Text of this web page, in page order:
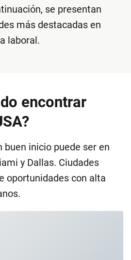
se presentan
más destacadas en
laboral.
encontrar
buen inicio puede ser en
y Dallas. Ciudades
oportunidades con alta